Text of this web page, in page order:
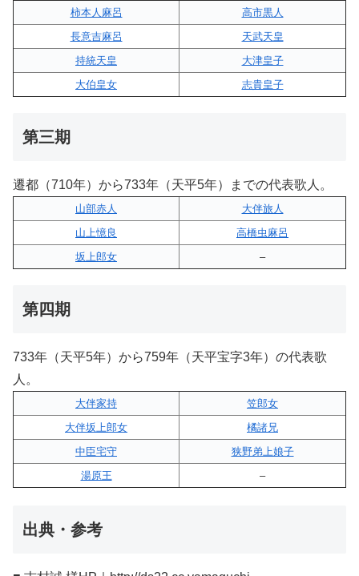
柿本人麻呂
高市黒人
長意吉麻呂
天武天皇
持統天皇
大津皇子
大伯皇女
志貴皇子
第三期
遷都（710年）から733年（天平5年）までの代表歌人。
山部赤人
大伴旅人
山上憶良
高橋虫麻呂
坂上郎女
–
第四期
733年（天平5年）から759年（天平宝字3年）の代表歌
人。
大伴家持
笠郎女
大伴坂上郎女
橘諸兄
中臣宅守
狭野弟上娘子
湯原王
–
出典・参考